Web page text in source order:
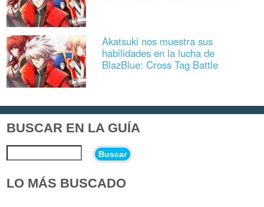
Akatsuki nos muestra sus
habilidades en la lucha de
BlazBlue: Cross Tag Battle
BUSCAR EN LA GUÍA
Buscar
LO MÁS BUSCADO